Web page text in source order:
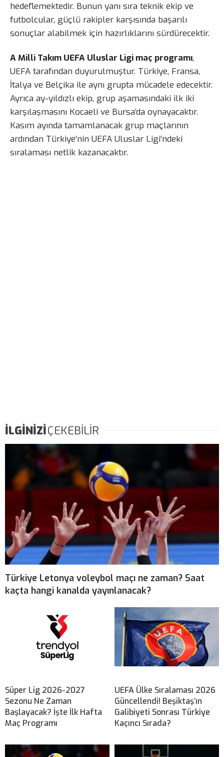
hedeflemektedir. Bunun yanı sıra teknik ekip ve
futbolcular, güçlü rakipler karşısında başarılı
sonuçlar alabilmek için hazırlıklarını sürdürecektir.
A Milli Takım UEFA Uluslar Ligi maç programı,
UEFA tarafından duyurulmuştur. Türkiye, Fransa,
İtalya ve Belçika ile aynı grupta mücadele edecektir.
Ayrıca ay-yıldızlı ekip, grup aşamasındaki ilk iki
karşılaşmasını Kocaeli ve Bursa’da oynayacaktır.
Kasım ayında tamamlanacak grup maçlarının
ardından Türkiye’nin UEFA Uluslar Ligi’ndeki
sıralaması netlik kazanacaktır.
İLGİNİZİÇEKEBİLİR
Türkiye Letonya voleybol maçı ne zaman? Saat
kaçta hangi kanalda yayınlanacak?
Süper Lig 2026-2027
Sezonu Ne Zaman
Başlayacak? İşte İlk Hafta
Maç Programı
UEFA Ülke Sıralaması 2026
Güncellendi! Beşiktaş’ın
Galibiyeti Sonrası Türkiye
Kaçıncı Sırada?